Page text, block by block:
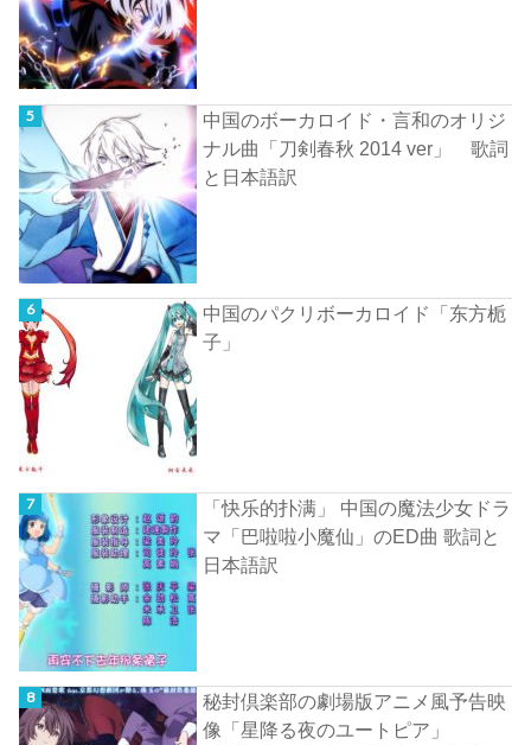
中国のボーカロイド・言和のオリジ
ナル曲「刀剣春秋 2014 ver」 歌詞
と日本語訳
中国のパクリボーカロイド「东方栀
子」
「快乐的扑满」 中国の魔法少女ドラ
マ「巴啦啦小魔仙」のED曲 歌詞と
日本語訳
秘封倶楽部の劇場版アニメ風予告映
像「星降る夜のユートピア」